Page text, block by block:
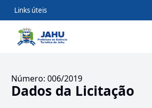
Links úteis
Número: 006/2019
Dados da Licitação